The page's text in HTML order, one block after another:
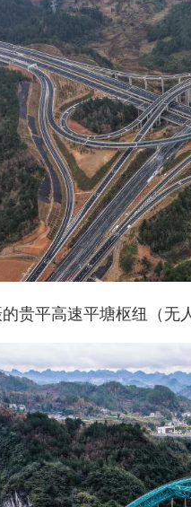
平高速平塘枢纽（无